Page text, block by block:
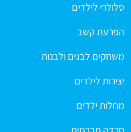
סלולרי לילדים
הפרעת קשב
משחקים לבנים ולבנות
יצירות לילדים
מחלות ילדים